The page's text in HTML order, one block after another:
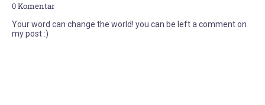
0 Komentar
Your word can change the world! you can be left a comment on
my post :)